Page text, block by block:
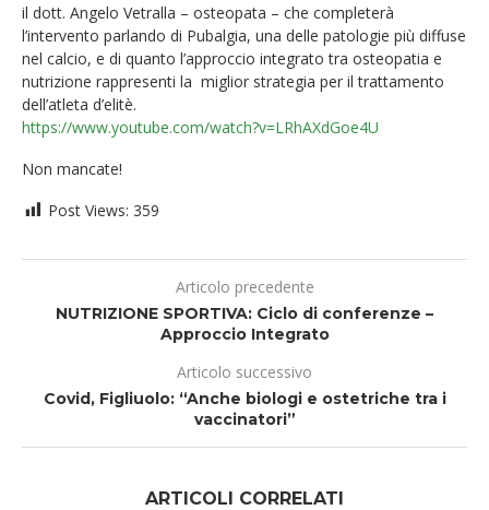
il dott. Angelo Vetralla – osteopata – che completerà
l’intervento parlando di Pubalgia, una delle patologie più diffuse
nel calcio, e di quanto l’approccio integrato tra osteopatia e
nutrizione rappresenti la miglior strategia per il trattamento
dell’atleta d’elitè.
https://www.youtube.com/watch?v=LRhAXdGoe4U
Non mancate!
Post Views: 359
Articolo precedente
NUTRIZIONE SPORTIVA: Ciclo di conferenze –
Approccio Integrato
Articolo successivo
Covid, Figliuolo: “Anche biologi e ostetriche tra i
vaccinatori”
ARTICOLI CORRELATI